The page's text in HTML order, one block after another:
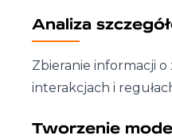
Analiza
Zbieranie informacji o
interakcjach i
Tworzenie